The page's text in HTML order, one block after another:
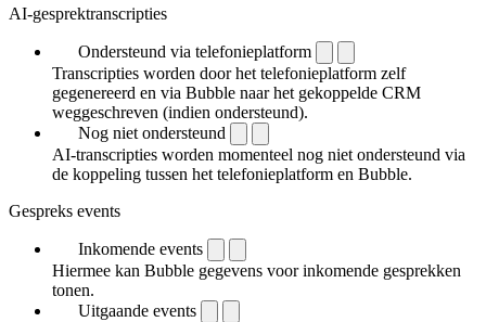
AI-gesprektranscripties
Ondersteund via telefonieplatform
Transcripties worden door het telefonieplatform zelf
gegenereerd en via Bubble naar het gekoppelde CRM
weggeschreven (indien ondersteund).
Nog niet ondersteund
AI-transcripties worden momenteel nog niet ondersteund via
de koppeling tussen het telefonieplatform en Bubble.
Gespreks events
Inkomende events
Hiermee kan Bubble gegevens voor inkomende gesprekken
tonen.
Uitgaande events